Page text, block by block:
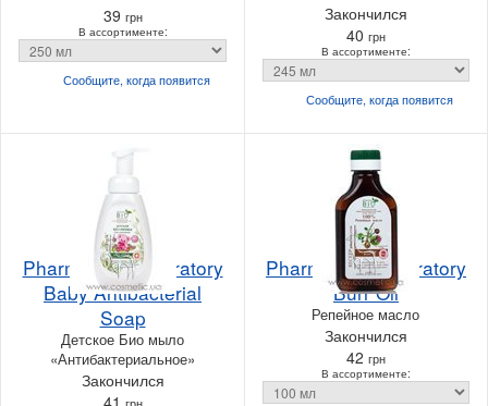
39 грн
В ассортименте:
Сообщите, когдапоявится
Закончился
40 грн
В ассортименте:
Сообщите, когдапоявится
Pharma Bio Laboratory
Baby Antibacterial
Soap
Детское Био мыло
«Антибактериальное»
Закончился
41 грн
Pharma Bio Laboratory
Burr Oil
Репейное масло
Закончился
42 грн
В ассортименте: